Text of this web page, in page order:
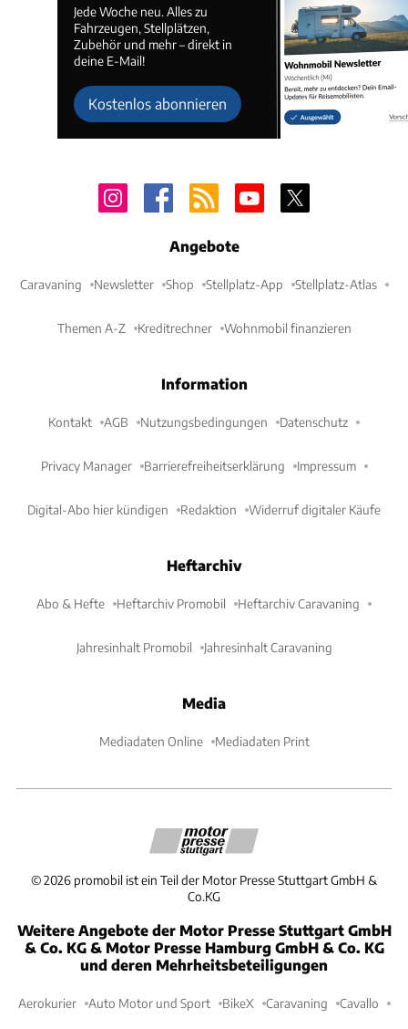
Jede Woche neu. Alles zu
Fahrzeugen, Stellplätzen,
Zubehör und mehr – direkt in
deine E-Mail!
Kostenlos abonnieren
Angebote
Caravaning Newsletter Shop Stellplatz-App Stellplatz-Atlas
Themen A-Z Kreditrechner Wohnmobil finanzieren
Information
Kontakt AGB Nutzungsbedingungen Datenschutz
Privacy Manager Barrierefreiheitserklärung Impressum
Digital-Abo hier kündigen Redaktion Widerruf digitaler Käufe
Heftarchiv
Abo & Hefte Heftarchiv Promobil Heftarchiv Caravaning
Jahresinhalt Promobil Jahresinhalt Caravaning
Media
Mediadaten Online Mediadaten Print
©2026 promobil ist ein Teil der Motor Presse Stuttgart GmbH &
Co.KG
Weitere Angebote der Motor Presse Stuttgart GmbH
& Co. KG & Motor Presse Hamburg GmbH & Co. KG
und deren Mehrheitsbeteiligungen
Aerokurier Auto Motor und Sport BikeX Caravaning Cavallo